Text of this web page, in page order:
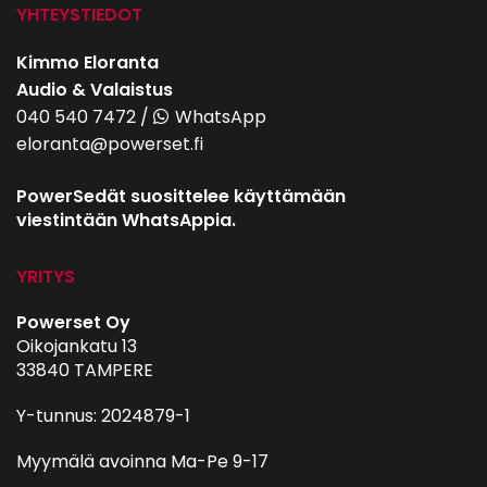
YHTEYSTIEDOT
Kimmo Eloranta
Audio & Valaistus
040 540 7472 /
WhatsApp
eloranta@powerset.fi
PowerSedät suosittelee käyttämään
viestintään WhatsAppia.
YRITYS
Powerset Oy
Oikojankatu 13
33840 TAMPERE
Y-tunnus: 2024879-1
Myymälä avoinna Ma-Pe 9-17